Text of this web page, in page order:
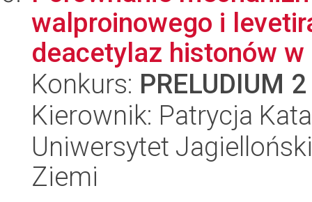
walproinowego i
deacetylaz histonów
Konkurs: PRELUDIUM 2
Kierownik: Patrycja
Uniwersytet
Ziemi